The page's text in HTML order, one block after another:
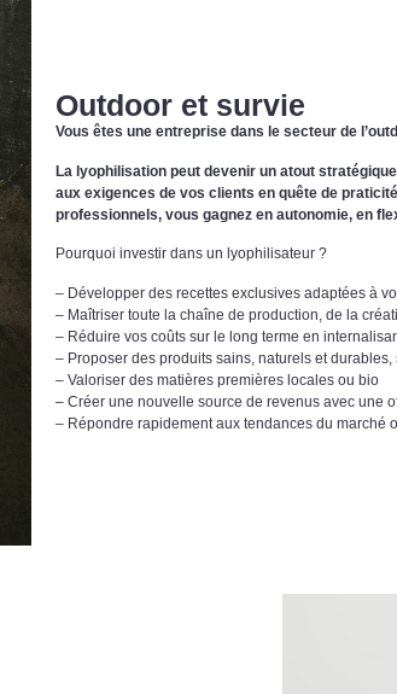
Outdoor et survie
Vous êtes une entreprise dans le secteur de
La lyophilisation peut devenir un atout
aux exigences de vos clients en quête de
professionnels, vous gagnez en autonomie, en
Pourquoi investir dans un lyophilisateur ?
– Développer des recettes exclusives adaptées à
– Maîtriser toute la chaîne de production, de la
– Réduire vos coûts sur le long terme en
– Proposer des produits sains, naturels et
– Valoriser des matières premières locales ou bio
– Créer une nouvelle source de revenus avec une
– Répondre rapidement aux tendances du marché